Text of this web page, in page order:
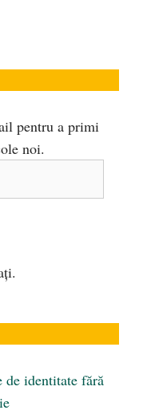
pentru a primi
noi.
identitate fără